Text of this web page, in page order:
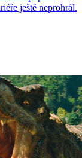
ještě neprohrál.